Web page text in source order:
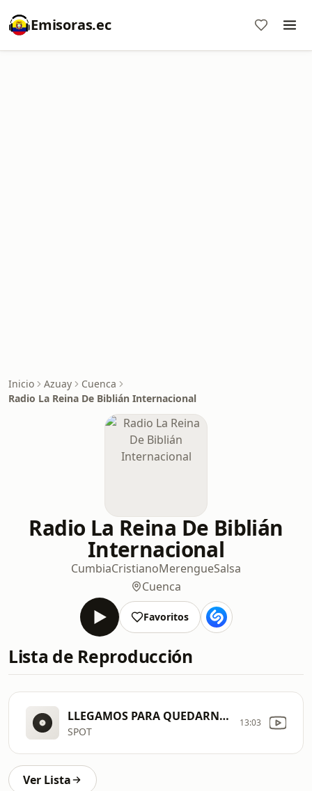
Emisoras.ec
Inicio Azuay
Cuenca
Radio La Reina De Biblián Internacional
Radio La Reina De Biblián
Internacional
CumbiaCristianoMerengueSalsa
Cuenca
Favoritos
Lista de Reproducción
LLEGAMOS PARA QUEDARNOS REINA
SPOT
13:03
Ver Lista